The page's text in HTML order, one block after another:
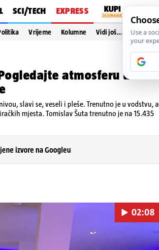
SCI/TECH EXPRESS
Vrijeme Kolumne Vidi još…
atmosferu u
slavi se, veseli i pleše. Trenutno je u vodstvu, a
mjesta. Tomislav Šuta trenutno je na 15.435
izvore na Googleu
02:08